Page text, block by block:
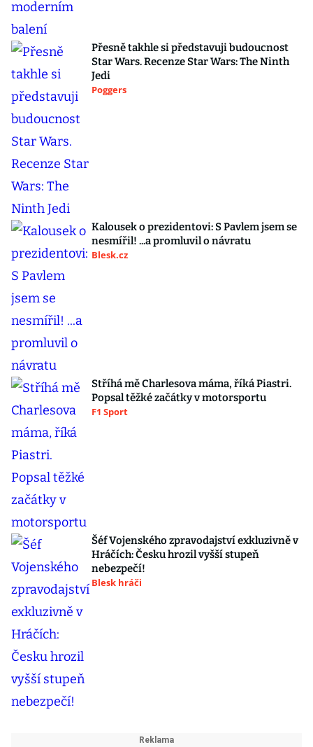
Přesně takhle si představuji budoucnost
Star Wars. Recenze Star Wars: The Ninth
Jedi
Poggers
Kalousek o prezidentovi: S Pavlem jsem se
nesmířil! ...a promluvil o návratu
Blesk.cz
Stříhá mě Charlesova máma, říká Piastri.
Popsal těžké začátky v motorsportu
F1 Sport
Šéf Vojenského zpravodajství exkluzivně v
Hráčích: Česku hrozil vyšší stupeň
nebezpečí!
Blesk hráči